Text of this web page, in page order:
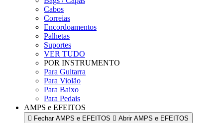
Cabos
Correias
Encordoamentos
Palhetas
Suportes
VER TUDO
POR INSTRUMENTO
Para Guitarra
Para Violão
Para Baixo
Para Pedais
AMPS e EFEITOS
Fechar AMPS e EFEITOS Abrir AMPS e EFEITOS